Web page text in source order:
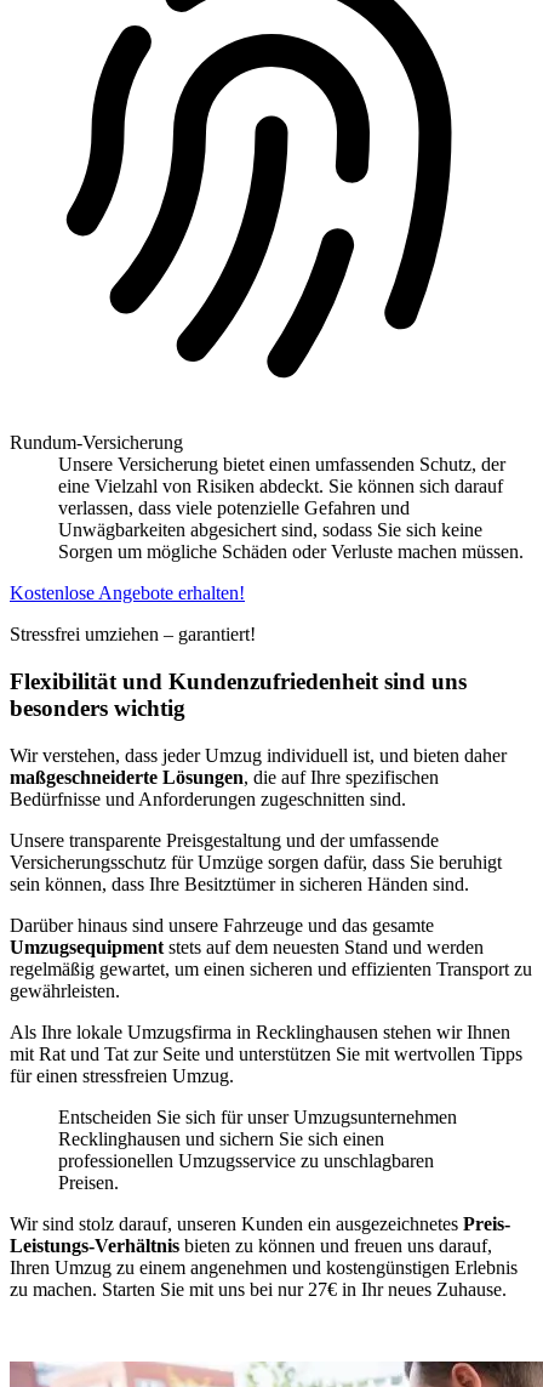
Rundum-Versicherung
Unsere Versicherung bietet einen umfassenden Schutz, der
eine Vielzahl von Risiken abdeckt. Sie können sich darauf
verlassen, dass viele potenzielle Gefahren und
Unwägbarkeiten abgesichert sind, sodass Sie sich keine
Sorgen um mögliche Schäden oder Verluste machen müssen.
Kostenlose Angebote erhalten!
Stressfrei umziehen – garantiert!
Flexibilität und Kundenzufriedenheit sind uns
besonders wichtig
Wir verstehen, dass jeder Umzug individuell ist, und bieten daher
maßgeschneiderte Lösungen, die auf Ihre spezifischen
Bedürfnisse und Anforderungen zugeschnitten sind.
Unsere transparente Preisgestaltung und der umfassende
Versicherungsschutz für Umzüge sorgen dafür, dass Sie beruhigt
sein können, dass Ihre Besitztümer in sicheren Händen sind.
Darüber hinaus sind unsere Fahrzeuge und das gesamte
Umzugsequipment stets auf dem neuesten Stand und werden
regelmäßig gewartet, um einen sicheren und effizienten Transport zu
gewährleisten.
Als Ihre lokale Umzugsfirma in Recklinghausen stehen wir Ihnen
mit Rat und Tat zur Seite und unterstützen Sie mit wertvollen Tipps
für einen stressfreien Umzug.
Entscheiden Sie sich für unser Umzugsunternehmen
Recklinghausen und sichern Sie sich einen
professionellen Umzugsservice zu unschlagbaren
Preisen.
Wir sind stolz darauf, unseren Kunden ein ausgezeichnetes Preis-
Leistungs-Verhältnis bieten zu können und freuen uns darauf,
Ihren Umzug zu einem angenehmen und kostengünstigen Erlebnis
zu machen. Starten Sie mit uns bei nur 27€ in Ihr neues Zuhause.